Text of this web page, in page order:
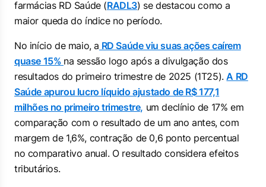
farmácias RD Saúde (RADL3) se destacou como a
maior queda do índice no período.
No início de maio, a RD Saúde viu suas ações caírem
quase 15% na sessão logo após a divulgação dos
resultados do primeiro trimestre de 2025 (1T25).A RD
Saúde apurou lucro líquido ajustado de R$ 177,1
milhões no primeiro trimestre, um declínio de 17% em
comparação com o resultado de um ano antes, com
margem de 1,6%, contração de 0,6 ponto percentual
no comparativo anual. O resultado considera efeitos
tributários.